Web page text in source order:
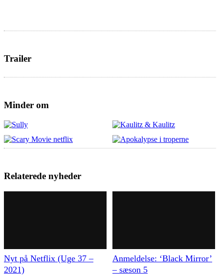
Trailer
Minder om
Relaterede nyheder
Nyt på Netflix (Uge 37 –
2021)
Anmeldelse: ‘Black Mirror’
– sæson 5